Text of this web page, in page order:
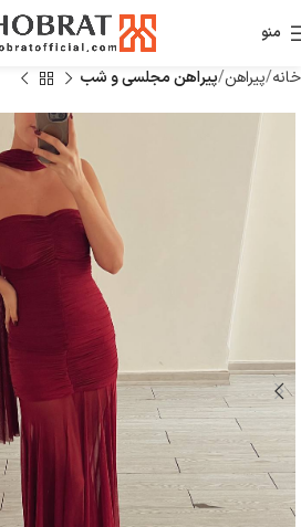
منو
خانه پیراهن پیراهن مجلسی و شب